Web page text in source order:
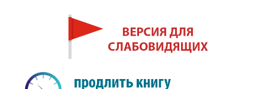
записям